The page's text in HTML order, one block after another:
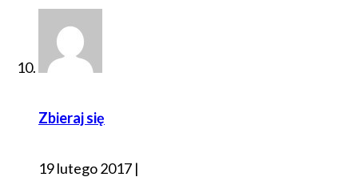
Zbieraj się
19 lutego 2017 |